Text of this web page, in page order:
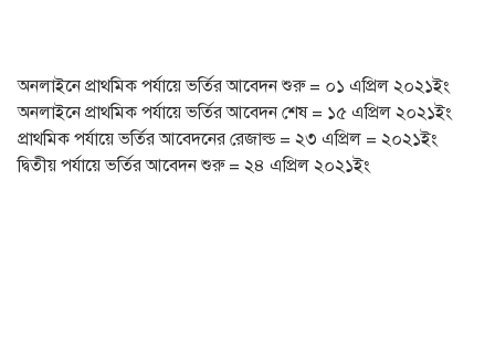
অনলাইনে প্রাথমিক পর্যায়ে ভর্তির আবেদন শুরু = ০১ এপ্রিল ২০২১ইং
অনলাইনে প্রাথমিক পর্যায়ে ভর্তির আবেদন শেষ = ১৫ এপ্রিল ২০২১ইং
প্রাথমিক পর্যায়ে ভর্তির আবেদনের রেজাল্ড = ২৩ এপ্রিল = ২০২১ইং
দ্বিতীয় পর্যায়ে ভর্তির আবেদন শুরু = ২৪ এপ্রিল ২০২১ইং